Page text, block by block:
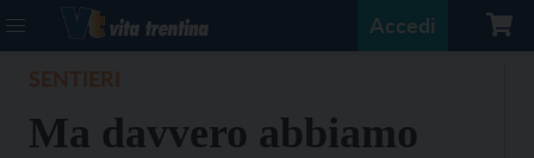
Accedi
Ma davvero abbiamo